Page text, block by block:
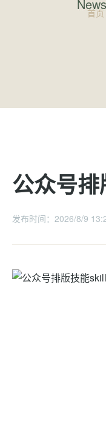
首页
公众号
发布时间：2026/8/9